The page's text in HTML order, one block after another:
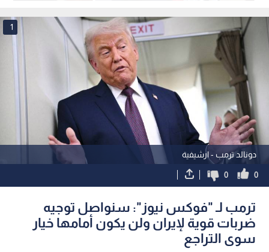
بإيران
التفاوض مفتوحا
دونالد ترمب - ارشيفية
1
0
0
ترمب لـ "فوكس نيوز": سنواصل توجيه
ضربات قوية لإيران ولن يكون أمامها خيار
سوى التراجع